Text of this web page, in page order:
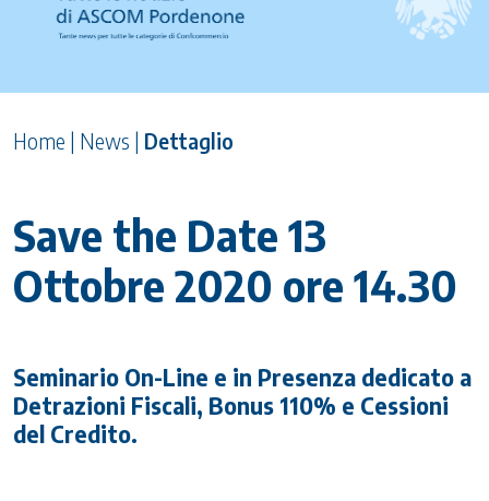
Home | News | Dettaglio
Save the Date 13
Ottobre 2020 ore 14.30
Seminario On-Line e in Presenza dedicato a
Detrazioni Fiscali, Bonus 110% e Cessioni
del Credito.